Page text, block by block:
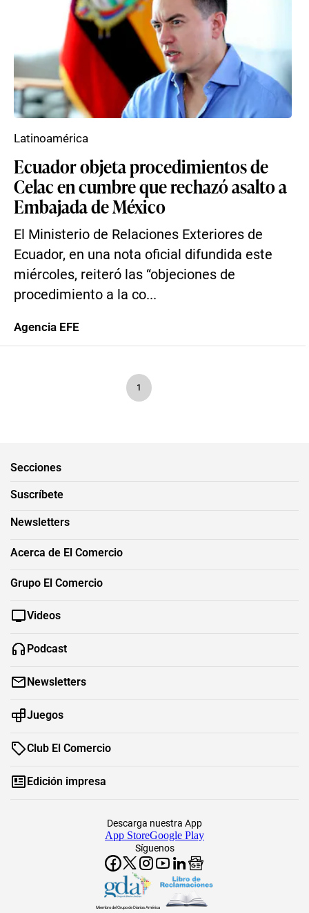
Ecuador objeta procedimientos de
Celac en cumbre que rechazó asalto a
Embajada de México
El Ministerio de Relaciones Exteriores de
Ecuador, en una nota oficial difundida este
miércoles, reiteró las “objeciones de
procedimiento a la co...
Latinoamérica
Agencia EFE
1
Secciones
Suscríbete
Newsletters
Acerca de El Comercio
Grupo El Comercio
Videos
Podcast
Newsletters
Juegos
Club El Comercio
Edición impresa
Síguenos
Descarga nuestra App
App StoreGoogle Play
Miembro del Grupo de Diarios América